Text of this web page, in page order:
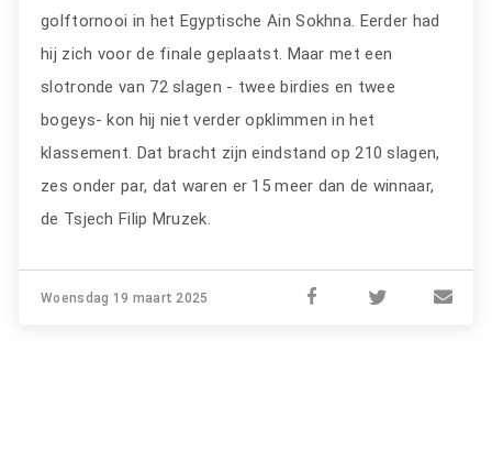
golftornooi in het Egyptische Ain Sokhna. Eerder had
hij zich voor de finale geplaatst. Maar met een
slotronde van 72 slagen - twee birdies en twee
bogeys- kon hij niet verder opklimmen in het
klassement. Dat bracht zijn eindstand op 210 slagen,
zes onder par, dat waren er 15 meer dan de winnaar,
de Tsjech Filip Mruzek.
Woensdag 19 maart 2025